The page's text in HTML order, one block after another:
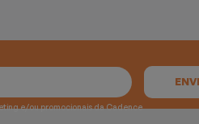
e gostaria de receber e-mails marketing e/ou promocionais da Cadence